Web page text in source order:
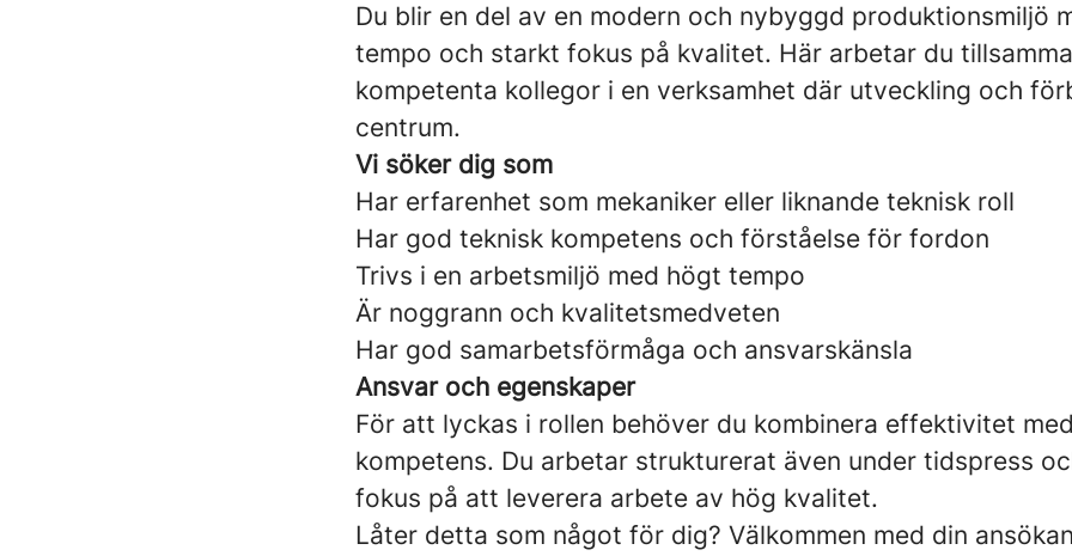
Du blir en del av en modern och nybyggd produktionsmiljö
tempo och starkt fokus på kvalitet. Här arbetar du
kompetenta kollegor i en verksamhet där utveckling och
centrum.
Vi söker dig som
Har erfarenhet som mekaniker eller liknande teknisk roll
Har god teknisk kompetens och förståelse för fordon
Trivs i en arbetsmiljö med högt tempo
Är noggrann och kvalitetsmedveten
Har god samarbetsförmåga och ansvarskänsla
Ansvar och egenskaper
För att lyckas i rollen behöver du kombinera effektivitet
kompetens. Du arbetar strukturerat även under tidspress
fokus på att leverera arbete av hög kvalitet.
Låter detta som något för dig? Välkommen med din